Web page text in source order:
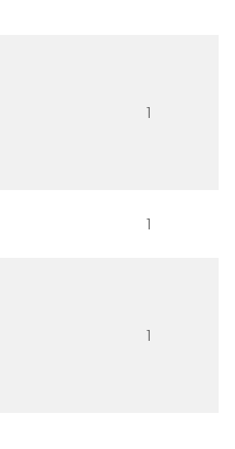
1
1
1